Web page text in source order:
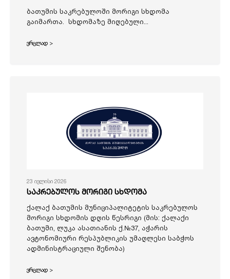
ბათუმის საკრებულოში მორიგი სხდომა
გაიმართა. სხდომაზე მიღებული...
ვრცლად >
23 ივლისი 2026
საკრებულოს მორიგი სხდომა
ქალაქ ბათუმის მუნიციპალიტეტის საკრებულოს
მორიგი სხდომის დღის წესრიგი (მის: ქალაქი
ბათუმი, ლუკა ასათიანის ქ.№37, აჭარის
ავტონომიური რესპუბლიკის უმაღლესი საბჭოს
ადმინისტრაციული შენობა)
ვრცლად >